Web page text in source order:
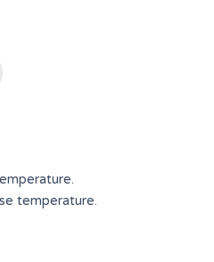
temperature.